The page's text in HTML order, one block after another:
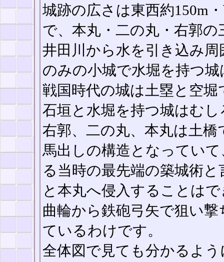
城跡の広さは東西約150m
で、本丸・二の丸・右郭
井田川から水を引き込み
のみの小城で水堀を持つ
戦国時代の城は土塁と空
石垣と水堀を持つ城はむ
右郭、二の丸、本丸は土
馬出しの構造となってい
る当時の最先端の築城術
と本丸へ侵入することは
曲輪から鉄砲弓矢で狙い
ているわけです。
全体図で見ても分かるよ